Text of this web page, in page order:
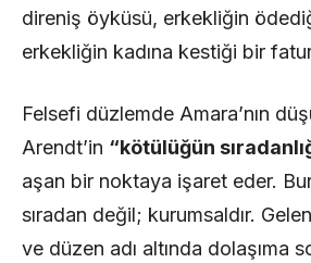
direniş öyküsü, erkekliğin
erkekliğin kadına kestiği bir
Felsefi düzlemde Amara’nın
Arendt’in “kötülüğün
aşan bir noktaya işaret eder.
sıradan değil; kurumsaldır.
ve düzen adı altında dolaşıma